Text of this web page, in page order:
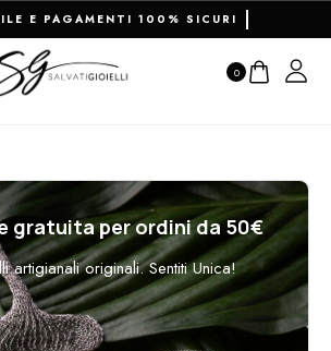
E PAGAMENTI 100% SICURI
0
gratuita per ordini da 50€
artigianali originali. Sentiti Unica!